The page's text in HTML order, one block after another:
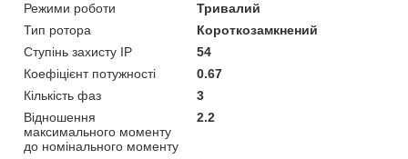
Режими роботи
Тривалий
Тип ротора
Короткозамкнений
Ступінь захисту IP
54
Коефіцієнт потужності
0.67
Кількість фаз
3
Відношення
максимального моменту
до номінального моменту
2.2